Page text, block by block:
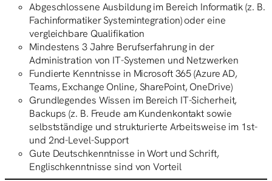
Abgeschlossene Ausbildung im Bereich Informatik (z. B.
Fachinformatiker Systemintegration) oder eine
vergleichbare Qualifikation
Mindestens 3 Jahre Berufserfahrung in der
Administration von IT-Systemen und Netzwerken
Fundierte Kenntnisse in Microsoft 365 (Azure AD,
Teams, Exchange Online, SharePoint, OneDrive)
Grundlegendes Wissen im Bereich IT-Sicherheit,
Backups (z. B. Freude am Kundenkontakt sowie
selbstständige und strukturierte Arbeitsweise im 1st-
und 2nd-Level-Support
Gute Deutschkenntnisse in Wort und Schrift,
Englischkenntnisse sind von Vorteil